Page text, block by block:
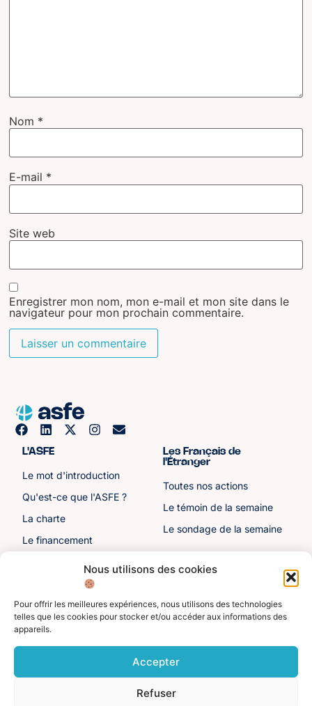
Nous utilisons des cookies
Pour offrir les meilleures expériences, nous utilisons des technologies
telles que les cookies pour stocker et/ou accéder aux informations des
appareils.
Accepter
Refuser
Nom *
E-mail *
Site web
Enregistrer mon nom, mon e-mail et mon site dans le
navigateur pour mon prochain commentaire.
L'ASFE
Le mot d'introduction
Qu'est-ce que l'ASFE ?
La charte
Le financement
Les sénateurs
Les Français de
l'Étranger
Toutes nos actions
Le témoin de la semaine
Le sondage de la semaine
Autre liens
Toutes les ressources
Contactez-nous
Divers
personnelles
Mentions légales